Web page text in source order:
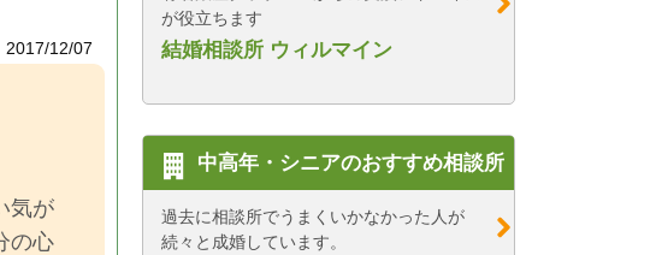
2017/12/07
気が
の心
が役立ちます
結婚相談所 ウィルマイン
中高年・シニアのおすすめ相談所
過去に相談所でうまくいかなかった人が
続々と成婚しています。